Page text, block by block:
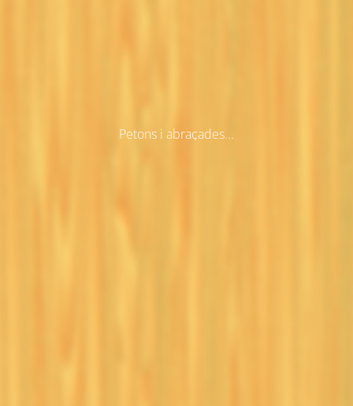
Petons i abraçades...